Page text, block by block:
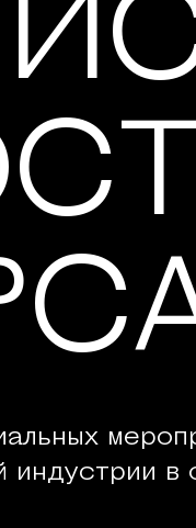
индустрии в